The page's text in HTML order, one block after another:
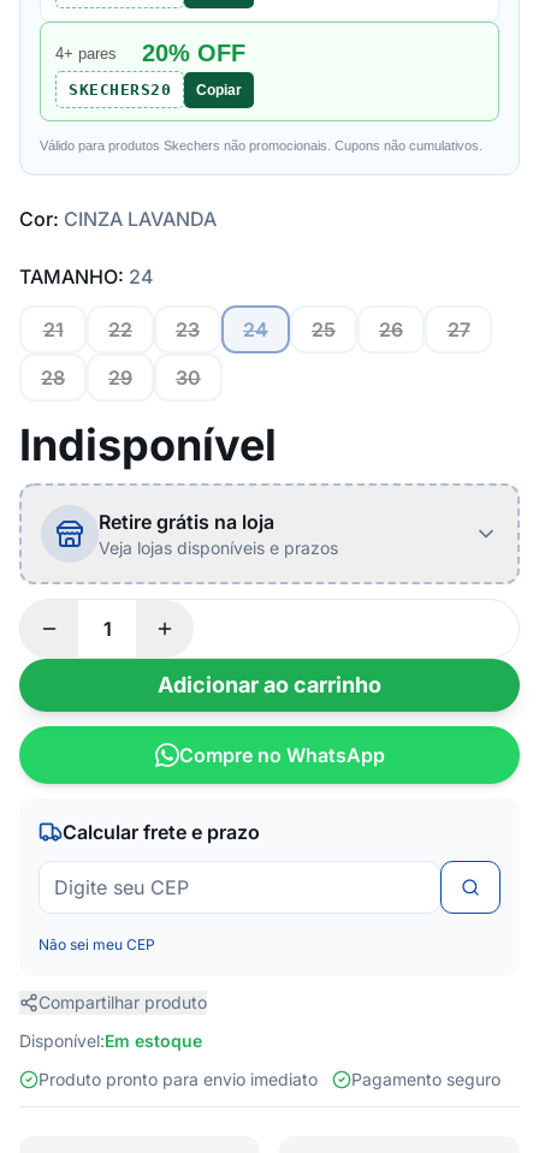
4+ pares 20% OFF
SKECHERS20 Copiar
Válido para produtos Skechers não promocionais. Cupons não cumulativos.
Cor: CINZA LAVANDA
TAMANHO: 24
21 22 23 24 25 26
27
28
29 30
Indisponível
Retire grátis na loja
Veja lojas disponíveis e prazos
Adicionar ao carrinho
Compre no WhatsApp
Calcular frete e prazo
Não sei meu CEP
Compartilhar produto
Disponível:Em estoque
Produto pronto para envio imediato
Pagamento seguro